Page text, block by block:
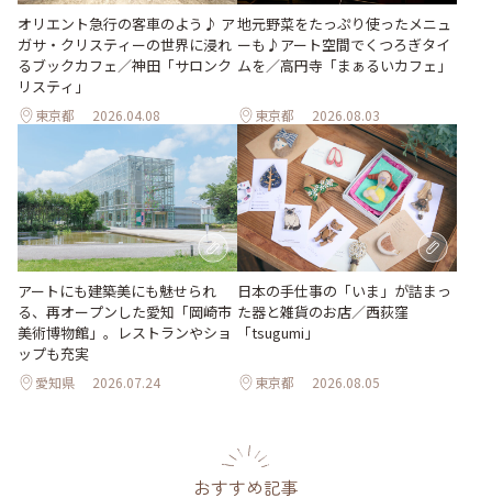
オリエント急行の客車のよう♪ ア
ガサ・クリスティーの世界に浸れ
るブックカフェ／神田「サロンク
リスティ」
東京都 2026.04.08
地元野菜をたっぷり使ったメニュ
ーも♪アート空間でくつろぎタイ
ムを／高円寺「まぁるいカフェ」
東京都 2026.08.03
アートにも建築美にも魅せられ
る、再オープンした愛知「岡崎市
美術博物館」。レストランやショ
ップも充実
愛知県 2026.07.24
日本の手仕事の「いま」が詰まっ
た器と雑貨のお店／西荻窪
「tsugumi」
東京都 2026.08.05
おすすめ記事